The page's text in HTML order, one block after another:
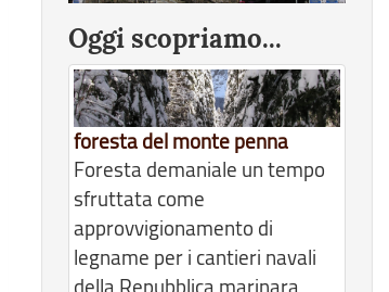
Oggi scopriamo...
foresta del monte penna
Foresta demaniale un tempo
sfruttata come
approvvigionamento di
legname per i cantieri navali